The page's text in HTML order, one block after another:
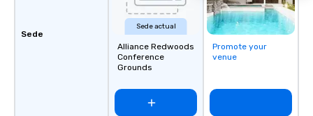
Sede
Sede actual
Alliance Redwoods
Conference
Grounds
Promote your
venue